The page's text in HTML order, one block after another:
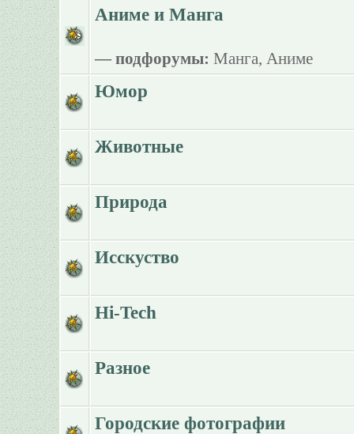
Аниме и Манга
— подфорумы: Манга, Аниме
Юмор
Животные
Природа
Исскуство
Hi-Tech
Разное
Городские фотографии